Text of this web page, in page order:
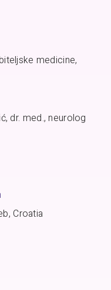
medicine,
dr. med., neurolog
Croatia